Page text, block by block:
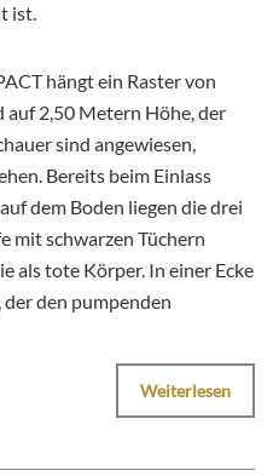
ist.
hängt ein Raster von
auf 2,50 Metern Höhe, der
sind angewiesen,
Bereits beim Einlass
dem Boden liegen die drei
mit schwarzen Tüchern
als tote Körper. In einer Ecke
den pumpenden
Weiterlesen